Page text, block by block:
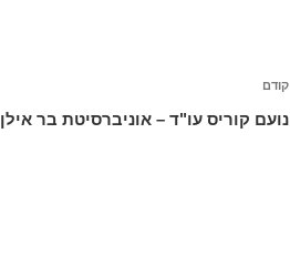
ניווט
הפוסט
הקודם
קודם
נועם קוריס עו"ד – אוניברסיטת בר אילן